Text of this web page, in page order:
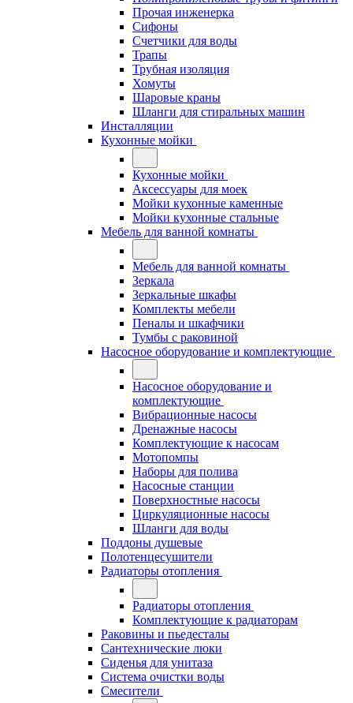
Прочая инженерка
Сифоны
Счетчики для воды
Трапы
Трубная изоляция
Хомуты
Шаровые краны
Шланги для стиральных машин
Инсталляции
Кухонные мойки
Кухонные мойки
Аксессуары для моек
Мойки кухонные каменные
Мойки кухонные стальные
Мебель для ванной комнаты
Мебель для ванной комнаты
Зеркала
Зеркальные шкафы
Комплекты мебели
Пеналы и шкафчики
Тумбы с раковиной
Насосное оборудование и комплектующие
Насосное оборудование и
комплектующие
Вибрационные насосы
Дренажные насосы
Комплектующие к насосам
Мотопомпы
Наборы для полива
Насосные станции
Поверхностные насосы
Циркуляционные насосы
Шланги для воды
Поддоны душевые
Полотенцесушители
Радиаторы отопления
Радиаторы отопления
Комплектующие к радиаторам
Раковины и пьедесталы
Сантехнические люки
Сиденья для унитаза
Система очистки воды
Смесители